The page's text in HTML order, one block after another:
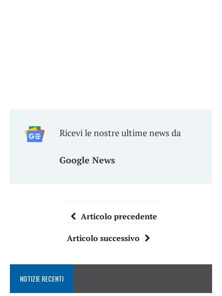
Ricevi le nostre ultime news da
Google News
Articolo precedente
Articolo successivo
NOTIZIE RECENTI